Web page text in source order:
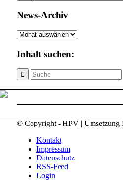
News-Archiv
News-
Inhalt suchen:
© Copyright - HPV |
Kontakt
Impressum
Datenschutz
RSS-Feed
Login